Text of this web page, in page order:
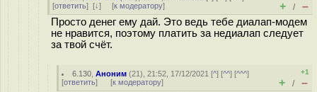
[ответить] [↓] [к модератору] + / –
Просто денег ему дай. Это ведь тебе диалап-модем
не нравится, поэтому платить за недиалап следует
за твой счёт.
6.130 ,Аноним (21), 21:52, 17/12/2021 [^] [^^] [^^^]
[ответить] [к модератору]
+1
+ / –